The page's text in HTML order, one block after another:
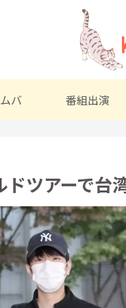
バ 番組出演
ツアーで台